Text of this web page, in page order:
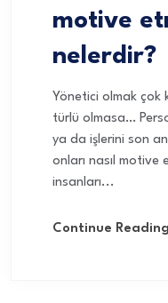
motive
nelerdir?
Yönetici olmak çok
türlü olmasa…
ya da işlerini son
onları nasıl motive
insanları...
Continue Reading